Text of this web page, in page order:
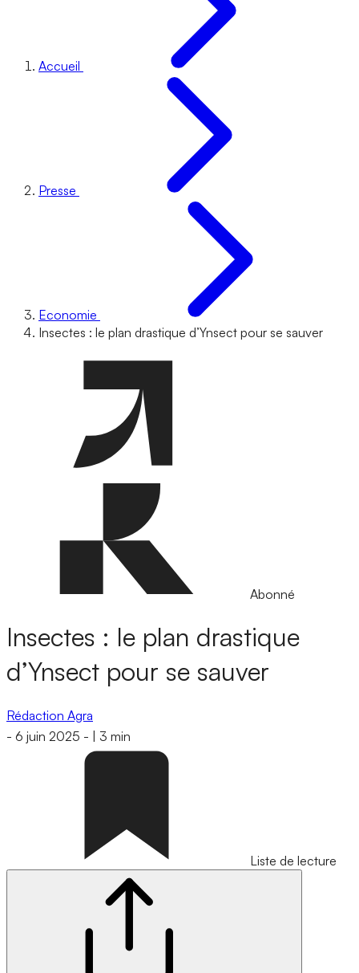
Accueil
Presse
Economie
Insectes : le plan drastique d’Ynsect pour se sauver
Abonné
Insectes : le plan drastique
d’Ynsect pour se sauver
Rédaction Agra
- 6 juin 2025 - 3 min
Liste de lecture